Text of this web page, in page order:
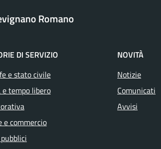
Romano
DI SERVIZIO
e stato civile
tempo libero
e commercio
NOVITÀ
Notizie
Comunicati
Avvisi